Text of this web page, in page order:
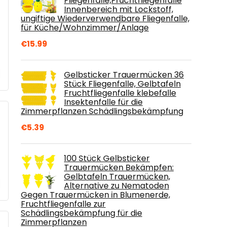
Innenbereich mit Lockstoff,
ungiftige Wiederverwendbare Fliegenfalle,
für Küche/Wohnzimmer/Anlage
€15.99
Gelbsticker Trauermücken 36
Stück Fliegenfalle, Gelbtafeln
Fruchtfliegenfalle klebefalle
Insektenfalle für die
Zimmerpflanzen Schädlingsbekämpfung
€5.39
100 Stück Gelbsticker
Trauermücken Bekämpfen:
Gelbtafeln Trauermücken,
Alternative zu Nematoden
Gegen Trauermücken in Blumenerde,
Fruchtfliegenfalle zur
Schädlingsbekämpfung für die
Zimmerpflanzen